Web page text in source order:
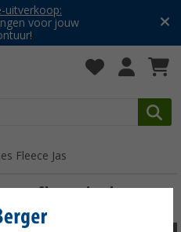
uitverkoop:
voor jouw
Fleece Jas
fleecejack